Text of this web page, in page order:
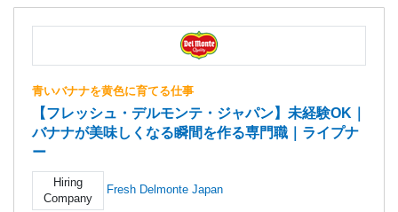
青いバナナを黄色に育てる仕事
【フレッシュ・デルモンテ・ジャパン】未経験OK｜
バナナが美味しくなる瞬間を作る専門職｜ライプナ
ー
Hiring
Company
Fresh Delmonte Japan